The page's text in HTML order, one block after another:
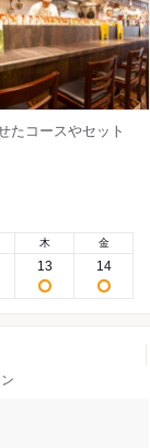
たコースやセット
木
13
金
14